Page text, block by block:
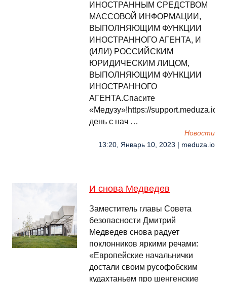
ИНОСТРАННЫМ СРЕДСТВОМ
МАССОВОЙ ИНФОРМАЦИИ,
ВЫПОЛНЯЮЩИМ ФУНКЦИИ
ИНОСТРАННОГО АГЕНТА, И
(ИЛИ) РОССИЙСКИМ
ЮРИДИЧЕСКИМ ЛИЦОМ,
ВЫПОЛНЯЮЩИМ ФУНКЦИИ
ИНОСТРАННОГО
АГЕНТА.Спасите
«Медузу»!https://
день с нач …
Новости
13:20, Январь 10, 2023 | meduza.io
И снова Медведев
Заместитель главы Совета
безопасности Дмитрий
Медведев снова радует
поклонников яркими речами:
«Европейские начальнички
достали своим русофобским
кудахтаньем про шенгенские